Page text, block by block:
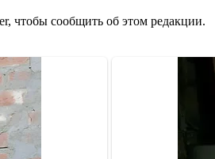
чтобы сообщить об этом редакции.